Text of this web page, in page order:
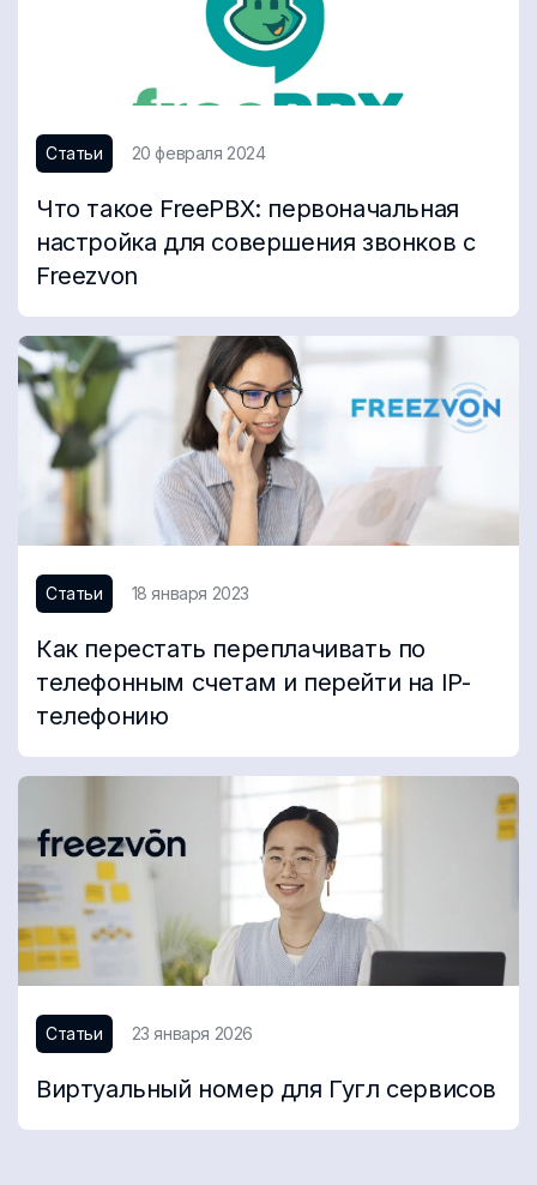
Статьи 20 февраля 2024
Что такое FreePBX: первоначальная
настройка для совершения звонков с
Freezvon
Статьи 18 января 2023
Как перестать переплачивать по
телефонным счетам и перейти на IP-
телефонию
Статьи 23 января 2026
Виртуальный номер для Гугл сервисов